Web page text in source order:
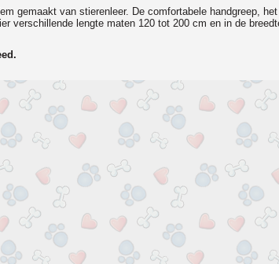
gemaakt van stierenleer. De comfortabele handgreep,
verschillende lengte maten 120 tot 200 cm en in de